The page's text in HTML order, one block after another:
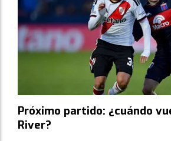
Próximo partido: ¿cuándo
River?